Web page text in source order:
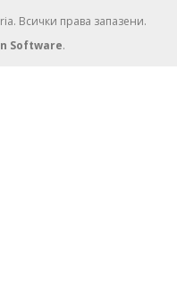
Всички права запазени.
Software.